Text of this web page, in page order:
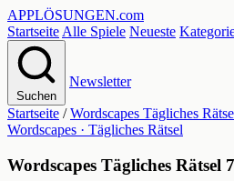
APPLÖSUNGEN.com
Startseite Alle Spiele Neueste
Suchen
Newsletter
Startseite / Wordscapes Tägliches
Wordscapes · Tägliches Rätsel
Wordscapes Tägliches Rätsel